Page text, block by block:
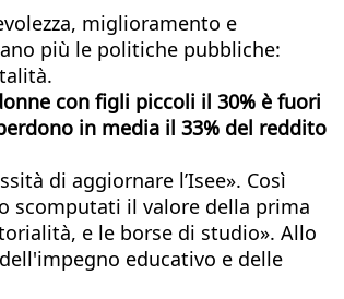
miglioramento e
più le politiche pubbliche:
con figli piccoli il 30% è fuori
in media il 33% del reddito
di aggiornare l’Isee». Così
scomputati il valore della prima
e le borse di studio». Allo
educativo e delle